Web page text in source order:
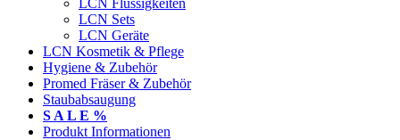
LCN Flüssigkeiten
LCN Sets
LCN Geräte
LCN Kosmetik & Pflege
Hygiene & Zubehör
Promed Fräser & Zubehör
Staubabsaugung
S A L E %
Produkt Informationen